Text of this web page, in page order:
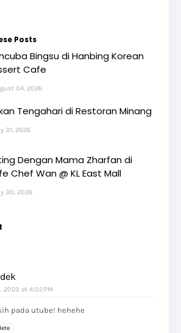
Posts
Bingsu di Hanbing Korean
Cafe
04, 2026
Tengahari di Restoran Minang
31, 2026
Dengan Mama Zharfan di
Chef Wan @ KL East Mall
30, 2026
2023 at 4:02 PM
pada utube! hehehe